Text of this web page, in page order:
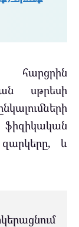
հարցրին
սթրեսի
և